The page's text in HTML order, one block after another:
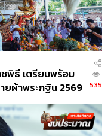
ชพิธี เตรียมพร้อม
ยผ้าพระกฐิน 2569
535